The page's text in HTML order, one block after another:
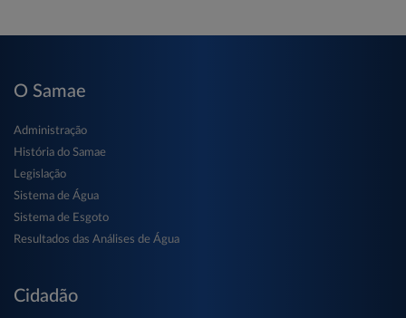
O Samae
Administração
História do Samae
Legislação
Sistema de Água
Sistema de Esgoto
Resultados das Análises de Água
Cidadão